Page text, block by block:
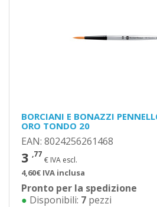
BORCIANI E BONAZZI
ORO TONDO 20
EAN: 8024256261468
3 ,77
€ IVA escl.
4,60€ IVA inclusa
Pronto per la spedizione
● Disponibili: 7 pezzi